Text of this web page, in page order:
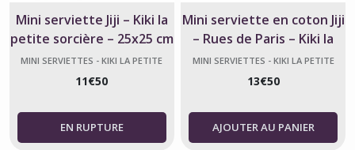
Mini serviette Jiji – Kiki la
petite sorcière – 25x25 cm
MINI SERVIETTES - KIKI LA PETITE
11€50
Mini serviette en coton Jiji
– Rues de Paris – Kiki la
petite sorcière
MINI SERVIETTES - KIKI LA PETITE
13€50
AJOUTER AU PANIER